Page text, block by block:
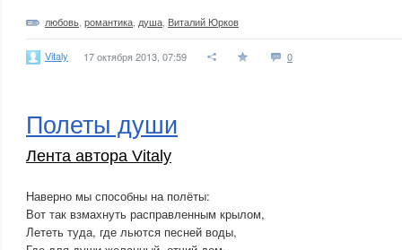
любовь романтика душа Виталий Юрков
Vitaly 17 октября 2013, 07:59 0
Полеты души
Лента автора Vitaly
Наверно мы способны на полёты:
Вот так взмахнуть расправленным крылом,
Лететь туда, где льются песней воды,